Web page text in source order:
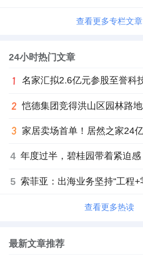
查看更多专栏文章
24小时热门文章
4 年度过半，碧桂园带着紧迫感
5
查看更多热读
最新文章推荐